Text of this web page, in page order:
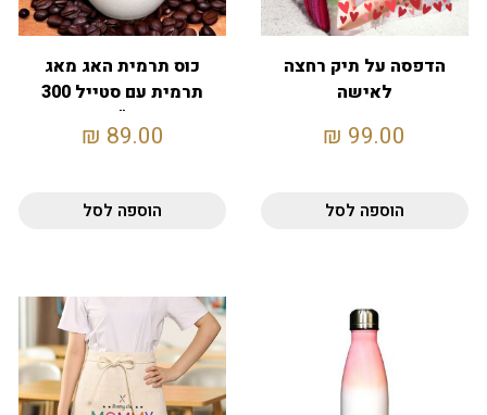
הדפסה על תיק רחצה
לאישה
99.00
₪
הוספה לסל
כוס תרמית האג מאג
תרמית עם סטייל 300
מ"ל
89.00
₪
הוספה לסל